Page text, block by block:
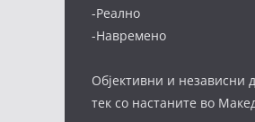
-Реално
-Навремено
Објективни и независни
тек со настаните во